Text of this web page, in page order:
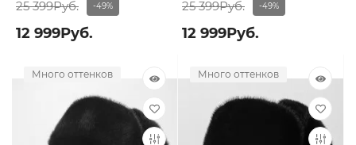
25 399Руб. -49%
12 999Руб.
25 399Руб. -49%
12 999Руб.
Много оттенков Много оттенков